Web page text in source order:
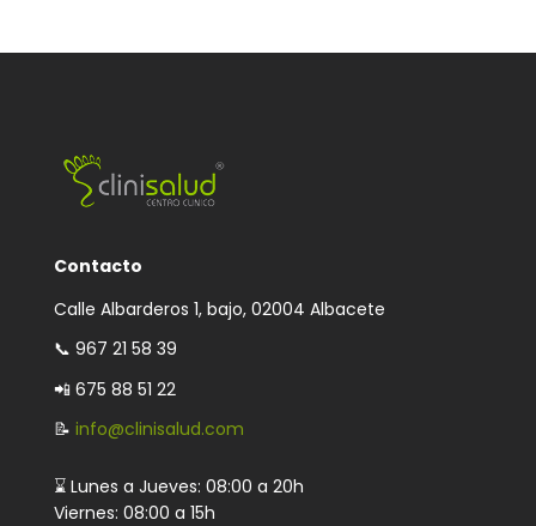
Contacto
Calle Albarderos 1, bajo, 02004 Albacete
📞 967 21 58 39
📲 675 88 51 22
📝 info@clinisalud.com
⌛ Lunes a Jueves: 08:00 a 20h
Viernes: 08:00 a 15h